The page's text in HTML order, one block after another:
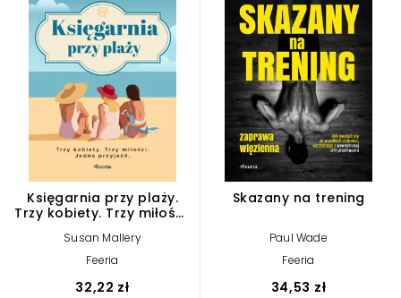
Księgarnia przy plaży.
Trzy kobiety. Trzy miłości.
Susan Mallery
Feeria
32,22 zł
Skazany na trening
Paul Wade
Feeria
34,53 zł